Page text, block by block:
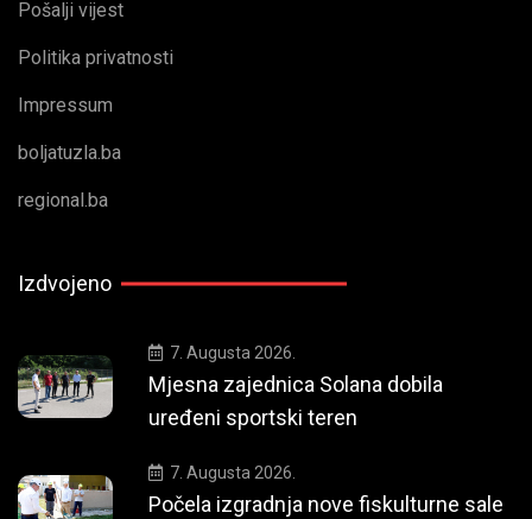
Pošalji vijest
Politika privatnosti
Impressum
boljatuzla.ba
regional.ba
Izdvojeno
7. Augusta 2026.
Mjesna zajednica Solana dobila
uređeni sportski teren
7. Augusta 2026.
Počela izgradnja nove fiskulturne sale